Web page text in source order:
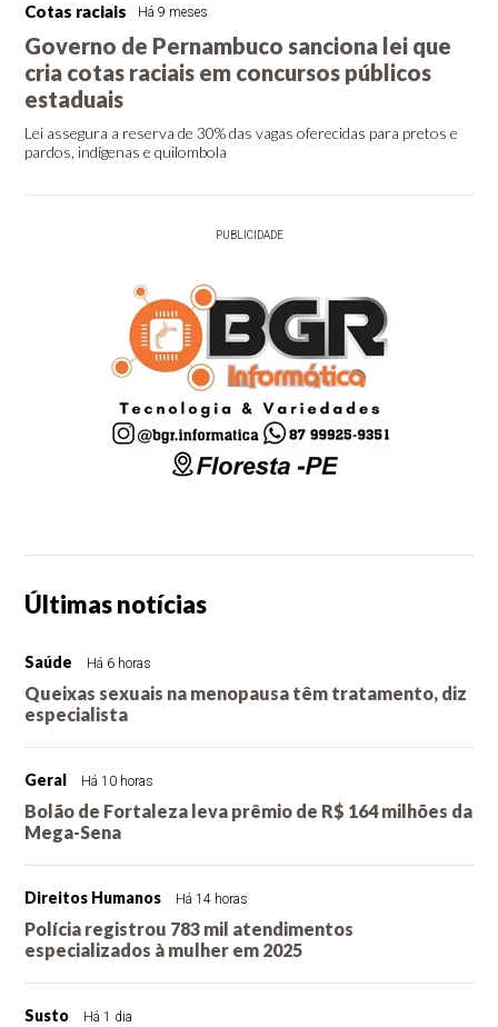
Cotas raciais Há 9 meses
Governo de Pernambuco sanciona lei que
cria cotas raciais em concursos públicos
estaduais
Lei assegura a reserva de 30% das vagas oferecidas para pretos e
pardos, indígenas e quilombola
PUBLICIDADE
Últimas notícias
Saúde Há 6 horas
Queixas sexuais na menopausa têm tratamento, diz
especialista
Geral Há 10 horas
Bolão de Fortaleza leva prêmio de R$ 164 milhões da
Mega-Sena
Direitos Humanos Há 14 horas
Polícia registrou 783 mil atendimentos
especializados à mulher em 2025
Susto Há 1 dia